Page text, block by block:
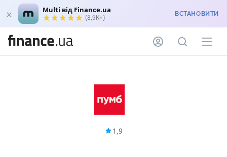
Multi від Finance.ua
(8,9K+) ВСТАНОВИТИ
1,9